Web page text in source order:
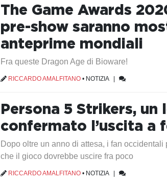
The Game Awards
pre-show saranno
anteprime mondiali
Fra queste Dragon Age di Bioware!
RICCARDO AMALFITANO• NOTIZIA|
Persona 5 Strikers, un
confermato l’uscita a
Dopo oltre un anno di attesa, i fan
che il gioco dovrebbe uscire fra poco
RICCARDO AMALFITANO• NOTIZIA|